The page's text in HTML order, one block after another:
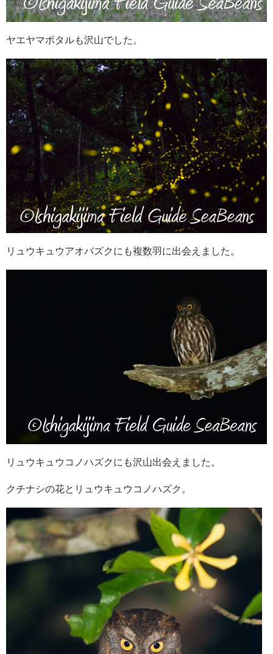
ヤエヤマボタルも沢山でした。
リュウキュウアオバズクにも複数羽に出会えました。
リュウキュウコノハズクにも沢山出会えました。
クチナシの花とリュウキュウコノハズク。